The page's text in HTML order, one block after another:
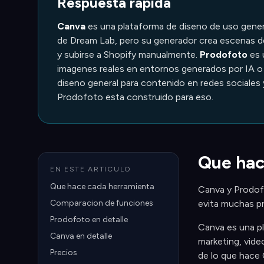
Canva es una plataforma de diseno de uso
de Dream Lab, pero su generador crea
y subirse a Shopify manualmente. Prodofoto es
imagenes reales en entornos generados por IA
diseno general para contenido en redes
Prodofoto esta construido para eso.
EN ESTE ARTICULO
Que hace cada herramienta
Comparacion de funciones
Prodofoto en detalle
Canva en detalle
Precios
Que
Canva y
evita muchas
Canva es una
marketing,
de lo que hace